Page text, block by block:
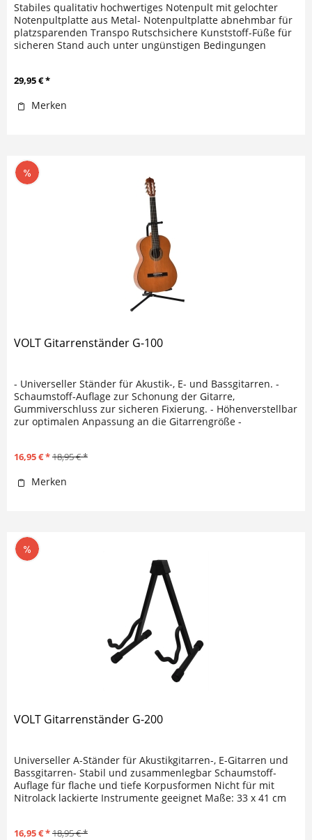
Stabiles qualitativ hochwertiges Notenpult mit gelochter
Notenpultplatte aus Metal- Notenpultplatte abnehmbar für
platzsparenden Transpo Rutschsichere Kunststoff-Füße für
sicheren Stand auch unter ungünstigen Bedingungen
29,95 € *
Merken
VOLT Gitarrenständer G-100
- Universeller Ständer für Akustik-, E- und Bassgitarren. -
Schaumstoff-Auflage zur Schonung der Gitarre,
Gummiverschluss zur sicheren Fixierung. - Höhenverstellbar
zur optimalen Anpassung an die Gitarrengröße -
16,95 € *18,95 € *
Merken
VOLT Gitarrenständer G-200
Universeller A-Ständer für Akustikgitarren-, E-Gitarren und
Bassgitarren- Stabil und zusammenlegbar Schaumstoff-
Auflage für flache und tiefe Korpusformen Nicht für mit
Nitrolack lackierte Instrumente geeignet Maße: 33 x 41 cm
16,95 € *18,95 € *